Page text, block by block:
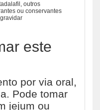
outros
ou conservantes
este
por via oral,
Pode tomar
jejum ou